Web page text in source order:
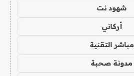
شهود نت
أركاني
مباشر التقنية
مدونة صحبة